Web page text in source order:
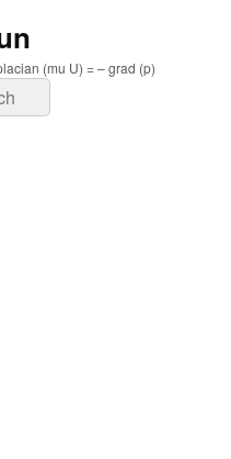
(mu U) = – grad (p)